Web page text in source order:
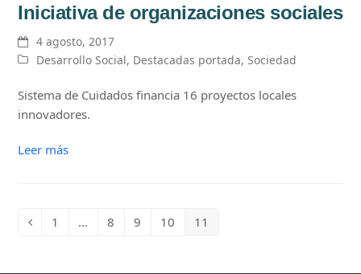
Iniciativa de organizaciones sociales
4 agosto, 2017
Desarrollo Social, Destacadas portada, Sociedad
Sistema de Cuidados financia 16 proyectos locales
innovadores.
Leer más
AnteriorPage
1 … Page
8 Page
9 Page
10 Page
11